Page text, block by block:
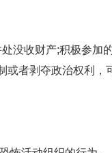
没收财产;积极参加
或者剥夺政治权利，